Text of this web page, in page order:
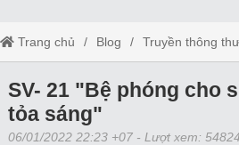
Trang chủ Blog Truyền thông
SV- 21 "Bệ phóng cho sinh viên tự tin, tỏa
SV- 21 "Bệ phóng cho
tỏa sáng"
06/01/2022 22:23 +07 - Lượt xem: 54824